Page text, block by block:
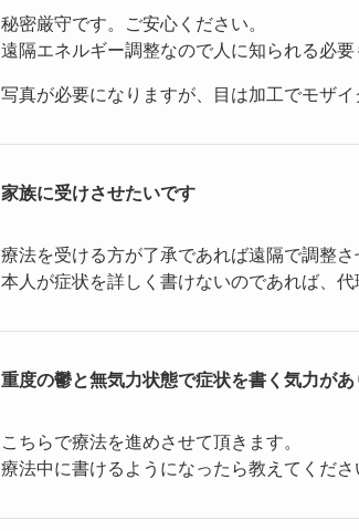
秘密厳守です。ご安心ください。
遠隔エネルギー調整なので人に知られる必要
写真が必要になりますが、目は加工でモザイ
家族に受けさせたいです
療法を受ける方が了承であれば遠隔で調整さ
本人が症状を詳しく書けないのであれば、代
重度の鬱と無気力状態で症状を書く気力があ
こちらで療法を進めさせて頂きます。
療法中に書けるようになったら教えてくださ